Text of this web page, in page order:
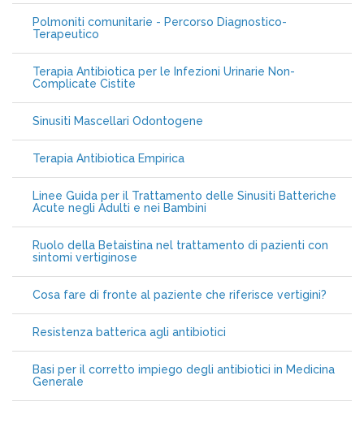
Polmoniti comunitarie - Percorso Diagnostico-
Terapeutico
Terapia Antibiotica per le Infezioni Urinarie Non-
Complicate Cistite
Sinusiti Mascellari Odontogene
Terapia Antibiotica Empirica
Linee Guida per il Trattamento delle Sinusiti Batteriche
Acute negli Adulti e nei Bambini
Ruolo della Betaistina nel trattamento di pazienti con
sintomi vertiginose
Cosa fare di fronte al paziente che riferisce vertigini?
Resistenza batterica agli antibiotici
Basi per il corretto impiego degli antibiotici in Medicina
Generale